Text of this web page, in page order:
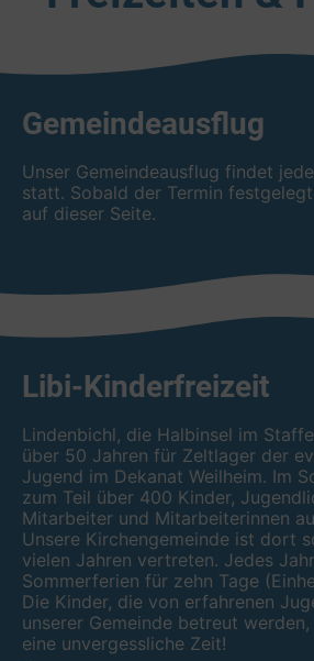
Gemeindeausflug
Unser Gemeindeausflug findet
statt. Sobald der Termin
auf dieser Seite.
Libi-Kinderfreizeit
Lindenbichl, die Halbinsel im
über 50 Jahren für Zeltlager der
Jugend im Dekanat Weilheim. Im
zum Teil über 400 Kinder,
Mitarbeiter und Mitarbeiterinnen
Unsere Kirchengemeinde ist dort
vielen Jahren vertreten. Jedes
Sommerferien für zehn Tage
Die Kinder, die von erfahrenen
unserer Gemeinde betreut
eine unvergessliche Zeit!